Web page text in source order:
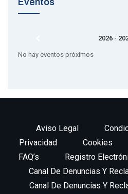
Eventos
2026 -
No hay eventos próximos
Aviso Legal
Privacidad
Cookies
FAQ’s
Registro
Canal De Denuncias Y
Canal De Denuncias Y